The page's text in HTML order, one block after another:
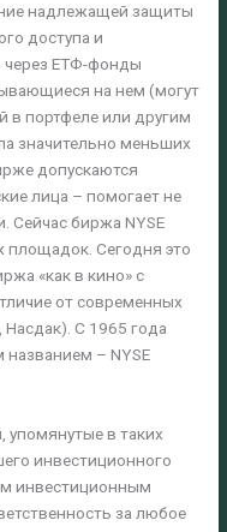
надлежащей защиты
доступа и
через ЕТФ-фонды
на нем (могут
в портфеле или другим
значительно меньших
допускаются
лица – помогает не
Сейчас биржа NYSE
площадок. Сегодня это
«как в кино» с
от современных
С 1965 года
– NYSE
в таких
инвестиционного
инвестиционным
за любое